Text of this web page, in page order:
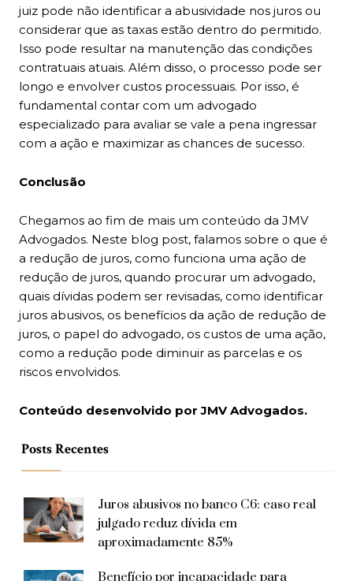
juiz pode não identificar a abusividade nos juros ou
considerar que as taxas estão dentro do permitido.
Isso pode resultar na manutenção das condições
contratuais atuais. Além disso, o processo pode ser
longo e envolver custos processuais. Por isso, é
fundamental contar com um advogado
especializado para avaliar se vale a pena ingressar
com a ação e maximizar as chances de sucesso.
Conclusão
Chegamos ao fim de mais um conteúdo da JMV
Advogados. Neste blog post, falamos sobre o que é
a redução de juros, como funciona uma ação de
redução de juros, quando procurar um advogado,
quais dívidas podem ser revisadas, como identificar
juros abusivos, os benefícios da ação de redução de
juros, o papel do advogado, os custos de uma ação,
como a redução pode diminuir as parcelas e os
riscos envolvidos.
Conteúdo desenvolvido por JMV Advogados.
Posts Recentes
Juros abusivos no banco C6: caso real
julgado reduz dívida em
aproximadamente 85%
Benefício por incapacidade para